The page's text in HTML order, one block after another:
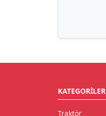
KATEGORILER
Traktör